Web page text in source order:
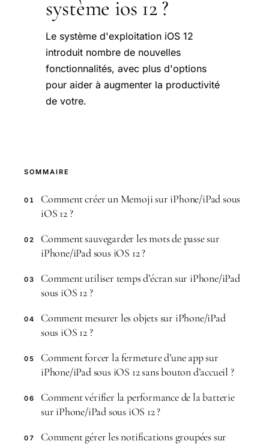
système ios 12 ?
Le système d'exploitation iOS 12
introduit nombre de nouvelles
fonctionnalités, avec plus d'options
pour aider à augmenter la productivité
de votre.
SOMMAIRE
01
Comment créer un Memoji sur iPhone/iPad sous
iOS 12 ?
02
Comment sauvegarder les mots de passe sur
iPhone/iPad sous iOS 12 ?
03
Comment utiliser temps d’écran sur iPhone/iPad
sous iOS 12 ?
04
Comment mesurer les objets sur iPhone/iPad
sous iOS 12 ?
05
Comment forcer la fermeture d’une app sur
iPhone/iPad sous iOS 12 sans bouton d’accueil ?
06
Comment vérifier la performance de la batterie
sur iPhone/iPad sous iOS 12 ?
07
Comment gérer les notifications groupées sur